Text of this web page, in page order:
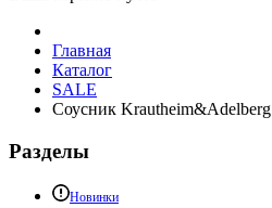
Главная
Каталог
SALE
Соусник Krautheim&Adelberg
Разделы
Новинки